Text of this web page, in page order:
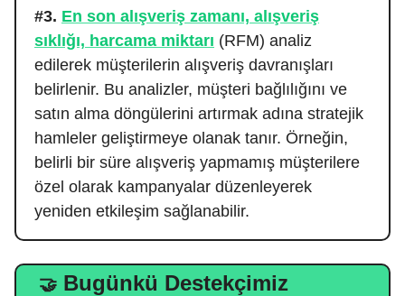
#3. En son alışveriş zamanı, alışveriş
sıklığı, harcama miktarı (RFM) analiz
edilerek müşterilerin alışveriş davranışları
belirlenir. Bu analizler, müşteri bağlılığını ve
satın alma döngülerini artırmak adına stratejik
hamleler geliştirmeye olanak tanır. Örneğin,
belirli bir süre alışveriş yapmamış müşterilere
özel olarak kampanyalar düzenleyerek
yeniden etkileşim sağlanabilir.
🤝 Bugünkü Destekçimiz